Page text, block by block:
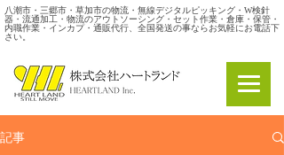
八潮市・三郷市・草加市の物流・無線デジタルピッキング・W検針
器・流通加工・物流のアウトソーシング・セット作業・倉庫・保管・
内職作業・インカプ・通販代行、全国発送の事ならお気軽にお電話下
さい。
記事